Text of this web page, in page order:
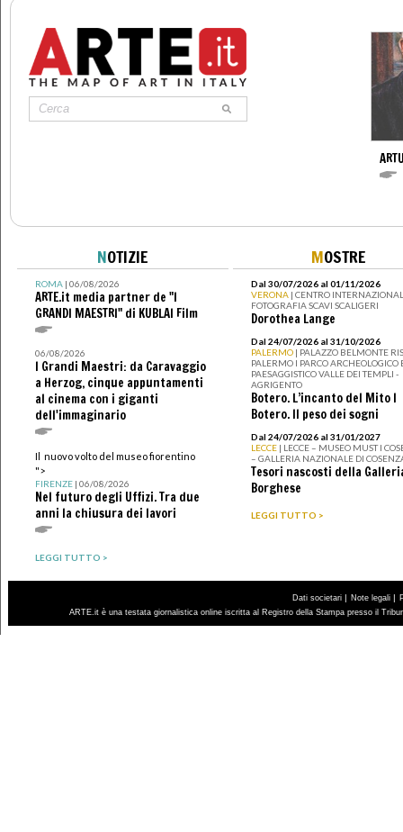
NOTIZIE
ROMA| 06/08/2026
ARTE.it media partner de "I
GRANDI MAESTRI" di KUBLAI Film
06/08/2026
I Grandi Maestri: da Caravaggio
a Herzog, cinque appuntamenti
al cinema con i giganti
dell'immaginario
Il nuovo volto del museo fiorentino
">
FIRENZE| 06/08/2026
Nel futuro degli Uffizi. Tra due
anni la chiusura dei lavori
LEGGI TUTTO >
MOSTRE
Dal 30/07/2026 al 01/11/2026
VERONA | CENTRO
FOTOGRAFIA SCAVI SCALIGERI
Dorothea Lange
Dal 24/07/2026 al 31/10/2026
PALERMO | PALAZZO BELMONTE
PALERMO I PARCO ARCHEOLOGICO
PAESAGGISTICO VALLE DEI TEMPLI -
AGRIGENTO
Botero. L’incanto del Mito I
Botero. Il peso dei sogni
Dal 24/07/2026 al 31/01/2027
LECCE | LECCE – MUSEO MUST I
– GALLERIA NAZIONALE DI
Tesori nascosti della
Borghese
LEGGI TUTTO >
Dati societari | Note legali |
ARTE.it è una testata giornalistica online iscritta al Registro della Stampa presso il